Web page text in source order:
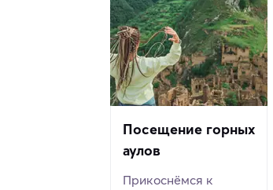
Посещение горных
аулов
Прикоснёмся к